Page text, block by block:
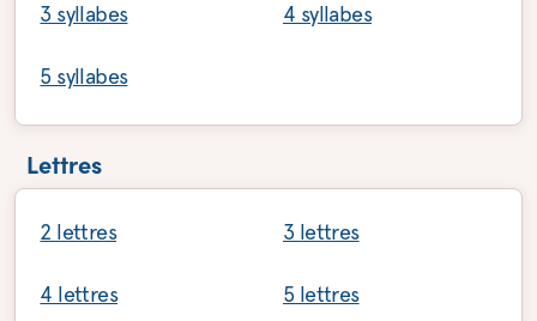
3 syllabes 4 syllabes
5 syllabes
Lettres
2 lettres 3 lettres
4 lettres 5 lettres